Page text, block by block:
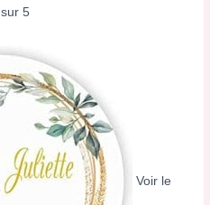
sur 5
Voir le